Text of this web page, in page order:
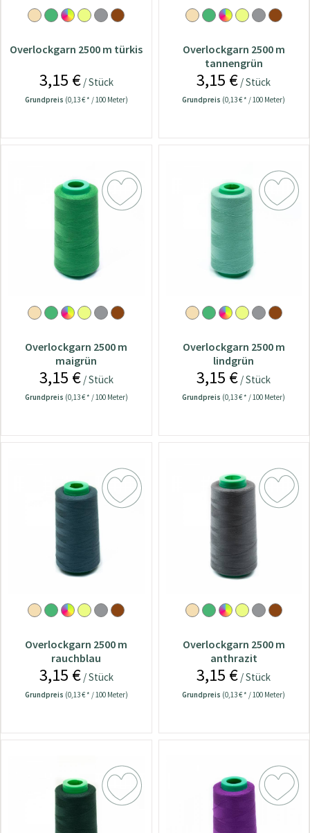
Overlockgarn 2500 m türkis
3,15 €/ Stück
Grundpreis (0,13 € * / 100 Meter)
Overlockgarn 2500 m
tannengrün
3,15 € / Stück
Grundpreis (0,13 € * / 100 Meter)
Overlockgarn 2500 m
maigrün
3,15 €/ Stück
Grundpreis (0,13 € * / 100 Meter)
Overlockgarn 2500 m
lindgrün
3,15 € / Stück
Grundpreis (0,13 € * / 100 Meter)
Overlockgarn 2500 m
rauchblau
3,15 €/ Stück
Grundpreis (0,13 € * / 100 Meter)
Overlockgarn 2500 m
anthrazit
3,15 € / Stück
Grundpreis (0,13 € * / 100 Meter)